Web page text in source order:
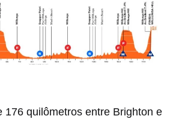
176 quilômetros entre Brighton e